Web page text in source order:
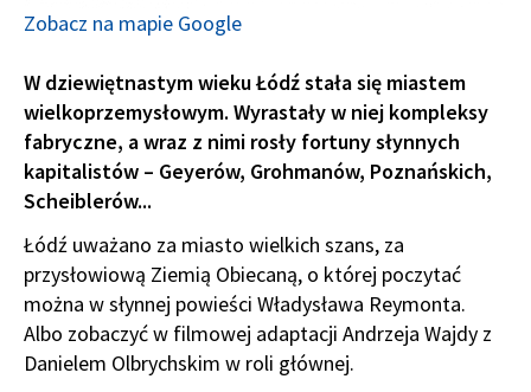
Zobacz na mapie Google
W dziewiętnastym wieku Łódź stała się miastem
wielkoprzemysłowym. Wyrastały w niej kompleksy
fabryczne, a wraz z nimi rosły fortuny słynnych
kapitalistów – Geyerów, Grohmanów, Poznańskich,
Scheiblerów...
Łódź uważano za miasto wielkich szans, za
przysłowiową Ziemią Obiecaną, o której poczytać
można w słynnej powieści Władysława Reymonta.
Albo zobaczyć w filmowej adaptacji Andrzeja Wajdy z
Danielem Olbrychskim w roli głównej.